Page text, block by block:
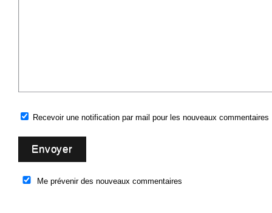
Recevoir une notification par mail pour les nouveaux commentaires
Me prévenir des nouveaux commentaires